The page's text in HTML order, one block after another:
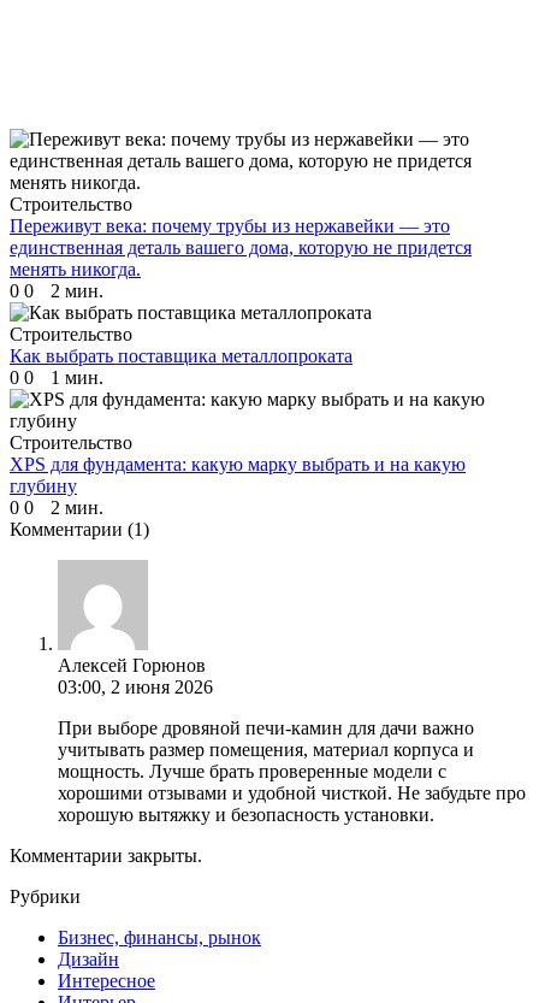
Строительство
Переживут века: почему трубы из нержавейки — это
единственная деталь вашего дома, которую не придется
менять никогда.
0 0 2 мин.
Строительство
Как выбрать поставщика металлопроката
0 0 1 мин.
Строительство
XPS для фундамента: какую марку выбрать и на какую
глубину
0 0
2 мин.
Комментарии (1)
Алексей Горюнов
03:00, 2 июня 2026
При выборе дровяной печи-камин для дачи важно
учитывать размер помещения, материал корпуса и
мощность. Лучше брать проверенные модели с
хорошими отзывами и удобной чисткой. Не забудьте про
хорошую вытяжку и безопасность установки.
Комментарии закрыты.
Рубрики
Бизнес, финансы, рынок
Дизайн
Интересное